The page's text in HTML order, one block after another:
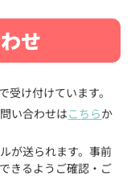
せ
受け付けています。
い合わせはこちらか
が送られます。事前
きるようご確認・ご